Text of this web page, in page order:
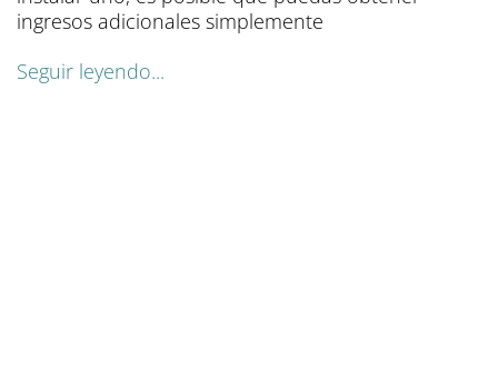
ingresos adicionales simplemente
Seguir leyendo...